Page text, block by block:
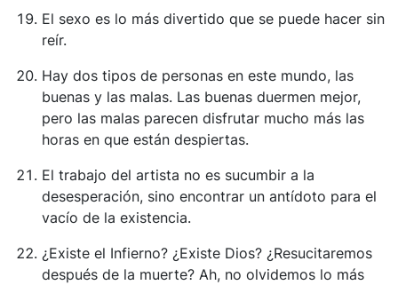
El sexo es lo más divertido que se puede hacer sin
reír.
Hay dos tipos de personas en este mundo, las
buenas y las malas. Las buenas duermen mejor,
pero las malas parecen disfrutar mucho más las
horas en que están despiertas.
El trabajo del artista no es sucumbir a la
desesperación, sino encontrar un antídoto para el
vacío de la existencia.
¿Existe el Infierno? ¿Existe Dios? ¿Resucitaremos
después de la muerte? Ah, no olvidemos lo más